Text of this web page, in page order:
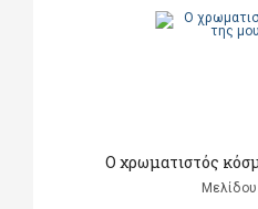
Ο χρωματιστός